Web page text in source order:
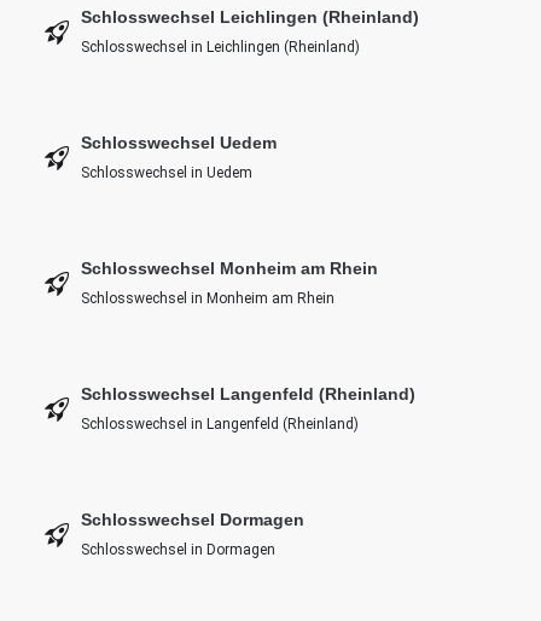
Schlosswechsel Leichlingen (Rheinland)
Schlosswechsel in Leichlingen (Rheinland)
Schlosswechsel Uedem
Schlosswechsel in Uedem
Schlosswechsel Monheim am Rhein
Schlosswechsel in Monheim am Rhein
Schlosswechsel Langenfeld (Rheinland)
Schlosswechsel in Langenfeld (Rheinland)
Schlosswechsel Dormagen
Schlosswechsel in Dormagen